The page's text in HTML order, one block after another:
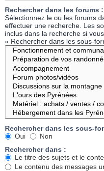
Rechercher dans les forums :
Sélectionnez le ou les forums
effectuer une recherche. Les
inclus dans la recherche si
« Rechercher dans les sous-
Rechercher dans les sous-
Oui
Non
Rechercher dans :
Le titre des sujets et le
Le contenu des messages